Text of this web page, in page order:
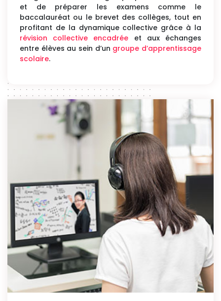
et de préparer les examens comme le
baccalauréat ou le brevet des collèges, tout en
profitant de la dynamique collective grâce à la
révision collective encadrée et aux échanges
entre élèves au sein d’un groupe d’apprentissage
scolaire.